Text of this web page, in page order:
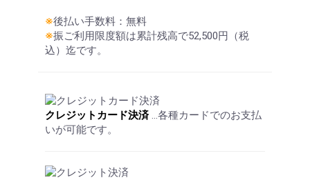
※後払い手数料：無料
※振ご利用限度額は累計残高で52,500円（税
込）迄です。
クレジットカード決済…各種カードでのお支払
いが可能です。